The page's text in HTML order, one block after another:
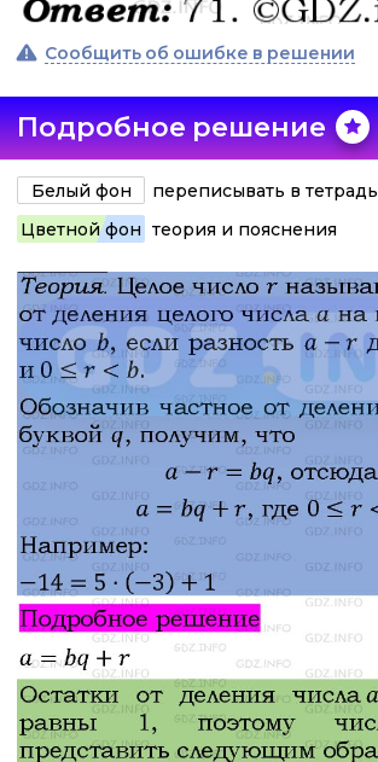
Сообщить об ошибке в решении
Подробное решение
Белый фон
переписывать в тетрадь
Цветной фон теория и пояснения